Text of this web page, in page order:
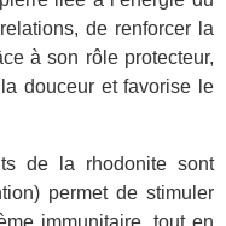
de renforcer la
à son rôle protecteur,
douceur et favorise le
de la rhodonite sont
permet de stimuler
immunitaire, tout en